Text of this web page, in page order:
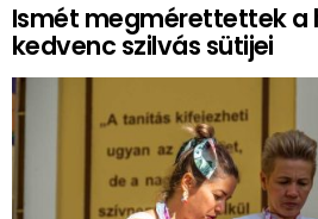
Ismét megmérettettek a
kedvenc szilvás sütijei